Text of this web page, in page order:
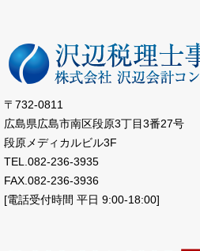
〒732-0811
広島県広島市南区段原3丁目3番27号
段原メディカルビル3F
TEL.082-236-3935
FAX.082-236-3936
[電話受付時間 平日 9:00-18:00]